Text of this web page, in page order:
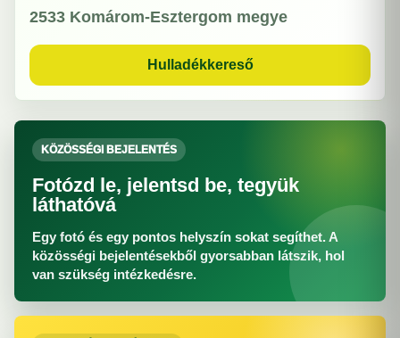
2533 Komárom-Esztergom megye
Hulladékkereső
KÖZÖSSÉGI BEJELENTÉS
Fotózd le, jelentsd be, tegyük
láthatóvá
Egy fotó és egy pontos helyszín sokat segíthet. A
közösségi bejelentésekből gyorsabban látszik, hol
van szükség intézkedésre.